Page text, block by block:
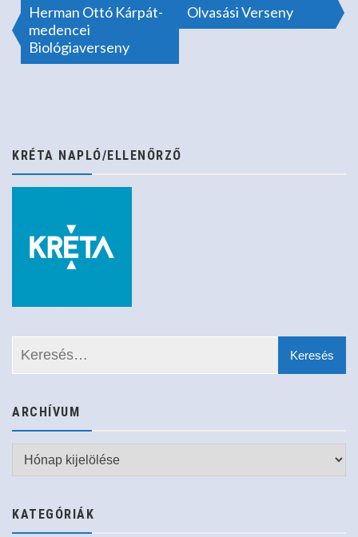
Bejegyzés
navigáció
Herman Ottó Kárpát-
medencei
Biológiaverseny
Olvasási Verseny
KRÉTA NAPLÓ/ELLENŐRZŐ
ARCHÍVUM
Archívum
KATEGÓRIÁK